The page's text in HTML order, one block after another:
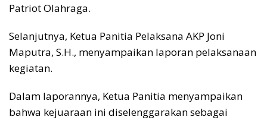
Patriot Olahraga.
Selanjutnya, Ketua Panitia Pelaksana AKP Joni
Maputra, S.H., menyampaikan laporan pelaksanaan
kegiatan.
Dalam laporannya, Ketua Panitia menyampaikan
bahwa kejuaraan ini diselenggarakan sebagai